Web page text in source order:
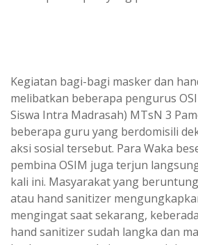
Kegiatan bagi-bagi masker dan
melibatkan beberapa pengurus
Siswa Intra Madrasah) MTsN 3
beberapa guru yang berdomisili
aksi sosial tersebut. Para Waka
pembina OSIM juga terjun
kali ini. Masyarakat yang
atau hand sanitizer
mengingat saat sekarang,
hand sanitizer sudah langka dan